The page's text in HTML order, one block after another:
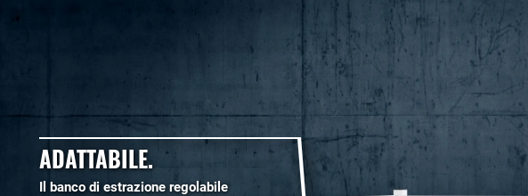
ADATTABILE.
Il banco di estrazione regolabile